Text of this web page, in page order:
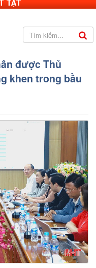
TẬT
được Thủ
khen trong bầu